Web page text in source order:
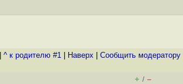
^ к родителю #1 Наверх Cообщить модератору
+ / –